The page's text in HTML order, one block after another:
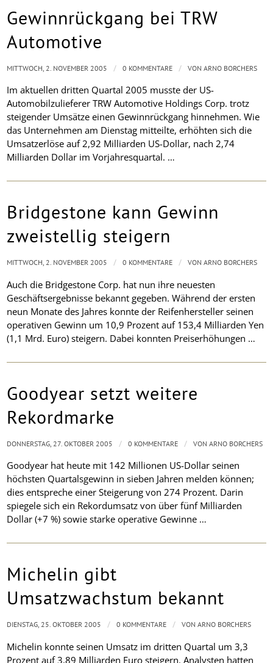
Gewinnrückgang bei TRW
Automotive
Im aktuellen dritten Quartal 2005 musste der US-
Automobilzulieferer TRW Automotive Holdings Corp. trotz
steigender Umsätze einen Gewinnrückgang hinnehmen. Wie
das Unternehmen am Dienstag mitteilte, erhöhten sich die
Umsatzerlöse auf 2,92 Milliarden US-Dollar, nach 2,74
Milliarden Dollar im Vorjahresquartal. …
MITTWOCH, 2. NOVEMBER 2005 / 0 KOMMENTARE / VONARNO BORCHERS
Bridgestone kann Gewinn
zweistellig steigern
Auch die Bridgestone Corp. hat nun ihre neuesten
Geschäftsergebnisse bekannt gegeben. Während der ersten
neun Monate des Jahres konnte der Reifenhersteller seinen
operativen Gewinn um 10,9 Prozent auf 153,4 Milliarden Yen
(1,1 Mrd. Euro) steigern. Dabei konnten Preiserhöhungen …
MITTWOCH, 2. NOVEMBER 2005 / 0 KOMMENTARE / VONARNO BORCHERS
Goodyear setzt weitere
Rekordmarke
Goodyear hat heute mit 142 Millionen US-Dollar seinen
höchsten Quartalsgewinn in sieben Jahren melden können;
dies entspreche einer Steigerung von 274 Prozent. Darin
spiegele sich ein Rekordumsatz von über fünf Milliarden
Dollar (+7 %) sowie starke operative Gewinne …
DONNERSTAG, 27. OKTOBER 2005 / 0 KOMMENTARE / VONARNO BORCHERS
Michelin gibt
Umsatzwachstum bekannt
Michelin konnte seinen Umsatz im dritten Quartal um 3,3
Prozent auf 3,89 Milliarden Euro steigern. Analysten hatten
DIENSTAG, 25. OKTOBER 2005 / 0 KOMMENTARE / VONARNO BORCHERS